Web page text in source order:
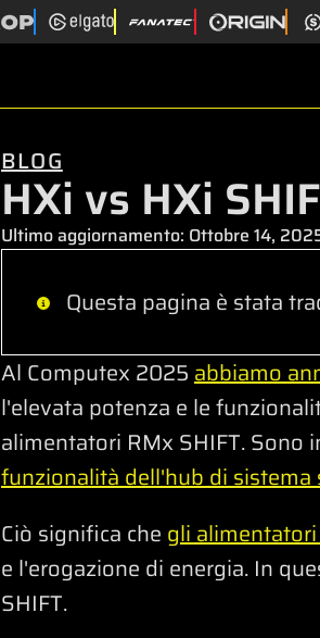
BLOG
HXi vs HXi
Ultimo aggiornamento: Ottobre 14,
Questa pagina è stata
Al Computex 2025abbiamo
l'elevata potenza e le
alimentatori RMx SHIFT. Sono
funzionalità dell'hub di sistema
Ciò significa che gli
e l'erogazione di energia. In
SHIFT.